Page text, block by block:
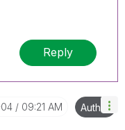
Reply
09:21 AM Author